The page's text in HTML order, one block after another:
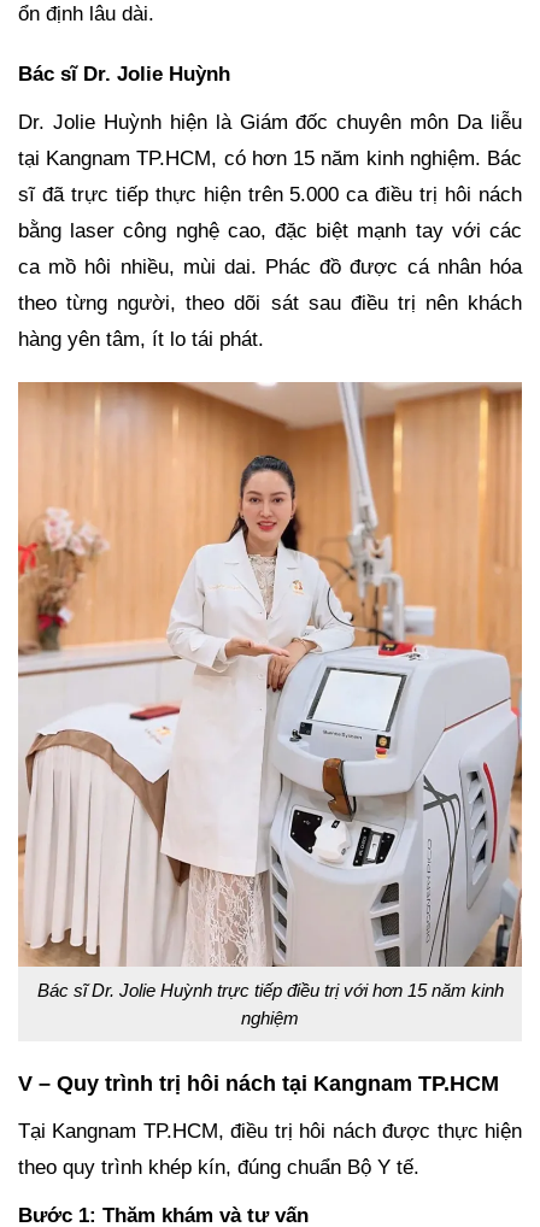
ổn định lâu dài.
Bác sĩ Dr. Jolie Huỳnh
Dr. Jolie Huỳnh hiện là Giám đốc chuyên môn Da liễu
tại Kangnam TP.HCM, có hơn 15 năm kinh nghiệm. Bác
sĩ đã trực tiếp thực hiện trên 5.000 ca điều trị hôi nách
bằng laser công nghệ cao, đặc biệt mạnh tay với các
ca mồ hôi nhiều, mùi dai. Phác đồ được cá nhân hóa
theo từng người, theo dõi sát sau điều trị nên khách
hàng yên tâm, ít lo tái phát.
Bác sĩ Dr. Jolie Huỳnh trực tiếp điều trị với hơn 15 năm kinh
nghiệm
V – Quy trình trị hôi nách tại Kangnam TP.HCM
Tại Kangnam TP.HCM, điều trị hôi nách được thực hiện
theo quy trình khép kín, đúng chuẩn Bộ Y tế.
Bước 1: Thăm khám và tư vấn